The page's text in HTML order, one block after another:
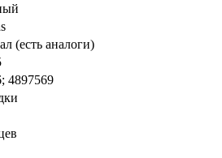
(есть аналоги)
4897569